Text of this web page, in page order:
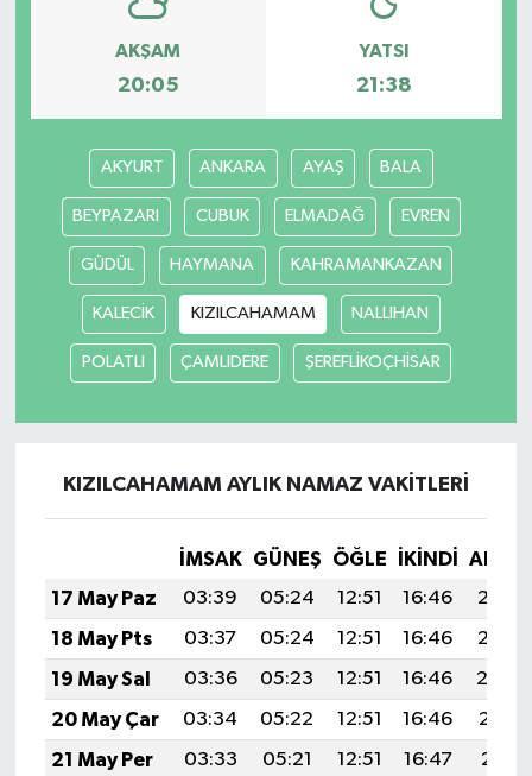
AKŞAM
20:05
YATSI
21:38
AKYURT ANKARA AYAŞ BALA
BEYPAZARI CUBUK ELMADAĞ EVREN
GÜDÜL HAYMANA KAHRAMANKAZAN
KALECİK KIZILCAHAMAM NALLIHAN
POLATLI ÇAMLIDERE ŞEREFLİKOÇHİSAR
KIZILCAHAMAM AYLIK NAMAZ VAKITLERI
İMSAK GÜNEŞ ÖĞLE İKINDI
17 May Paz
03:39 05:24 12:51 16:46
20:07
18 May Pts
03:37 05:24 12:51 16:46
20:08
19 May Sal
03:36 05:23 12:51 16:46
20:09
20 May Çar
03:34 05:22 12:51 16:46
20:10
21 May Per
03:33 05:21 12:51 16:47
20:11
BÖLGE
TÜRKİYE
DÜNYA